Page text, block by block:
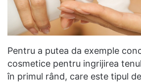
Pentru a putea da exemple
cosmetice pentru ingrijirea
în primul rând, care este tipul